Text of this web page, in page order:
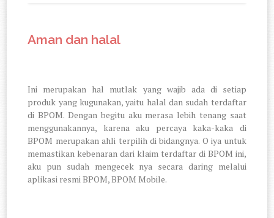
Aman dan halal
Ini merupakan hal mutlak yang wajib ada di setiap
produk yang kugunakan, yaitu halal dan sudah terdaftar
di BPOM. Dengan begitu aku merasa lebih tenang saat
menggunakannya, karena aku percaya kaka-kaka di
BPOM merupakan ahli terpilih di bidangnya. O iya untuk
memastikan kebenaran dari klaim terdaftar di BPOM ini,
aku pun sudah mengecek nya secara daring melalui
aplikasi resmi BPOM, BPOM Mobile.